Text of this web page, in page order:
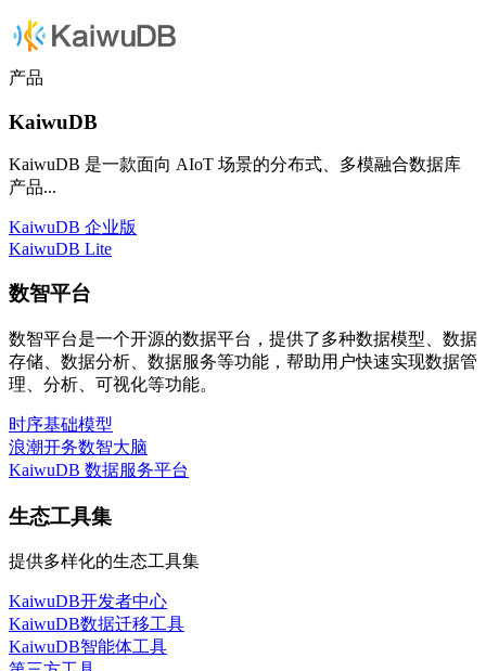
产品
KaiwuDB
KaiwuDB 是一款面向 AIoT 场景的分布式、多模融合数据库
产品...
KaiwuDB 企业版
KaiwuDB Lite
数智平台
数智平台是一个开源的数据平台，提供了多种数据模型、数据
存储、数据分析、数据服务等功能，帮助用户快速实现数据管
理、分析、可视化等功能。
时序基础模型
浪潮开务数智大脑
KaiwuDB 数据服务平台
生态工具集
提供多样化的生态工具集
KaiwuDB开发者中心
KaiwuDB数据迁移工具
KaiwuDB智能体工具